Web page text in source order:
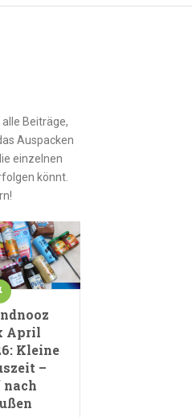
Beiträge,
Auspacken
einzelnen
könnt.
April
Kleine
–
nach